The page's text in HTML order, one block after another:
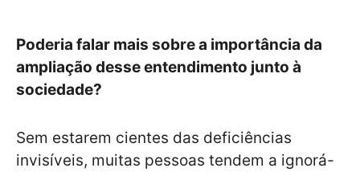
Poderia falar mais sobre a importância da
ampliação desse entendimento junto à
sociedade?
Sem estarem cientes das deficiências
invisíveis, muitas pessoas tendem a ignorá-